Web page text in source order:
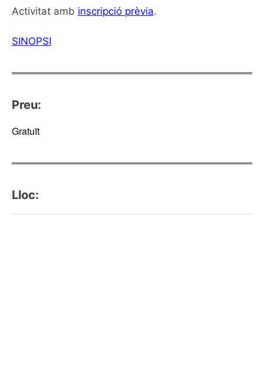
Activitat amb inscripció prèvia.
SINOPSI
Preu:
Gratuït
Lloc: